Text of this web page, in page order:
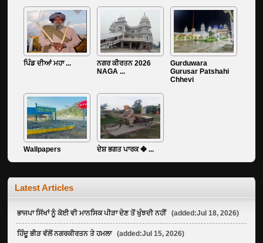
ਪਿੰਡ ਦੀਆਂ ਮਹਾ ...
ਨਗਰ ਕੀਰਤਨ 2026
NAGA ...
Gurduwara
Gurusar Patshahi
Chhevi
Wallpapers ਦੇਸ਼ ਭਗਤ ਪਾਰਕ � ...
Latest Articles
ਭਾਜਪਾ ਸਿੱਖਾਂ ਨੂੰ ਕੋਈ ਵੀ ਮਾਨਸਿਕ ਪੀੜਾ ਦੇਣ ਤੋਂ ਖੁੰਝਦੀ ਨਹੀਂ (added:Jul 18, 2026)
ਹਿੰਦੂ ਭੀੜ ਵੱਲੋਂ ਨਗਰਕੀਰਤਨ ਤੇ ਹਮਲਾ (added:Jul 15, 2026)